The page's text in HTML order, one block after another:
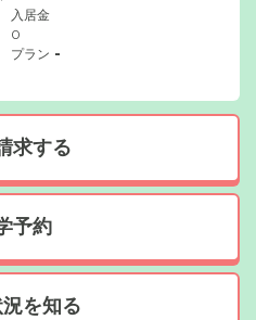
入居金
0
プラン -
求する
予約
を知る